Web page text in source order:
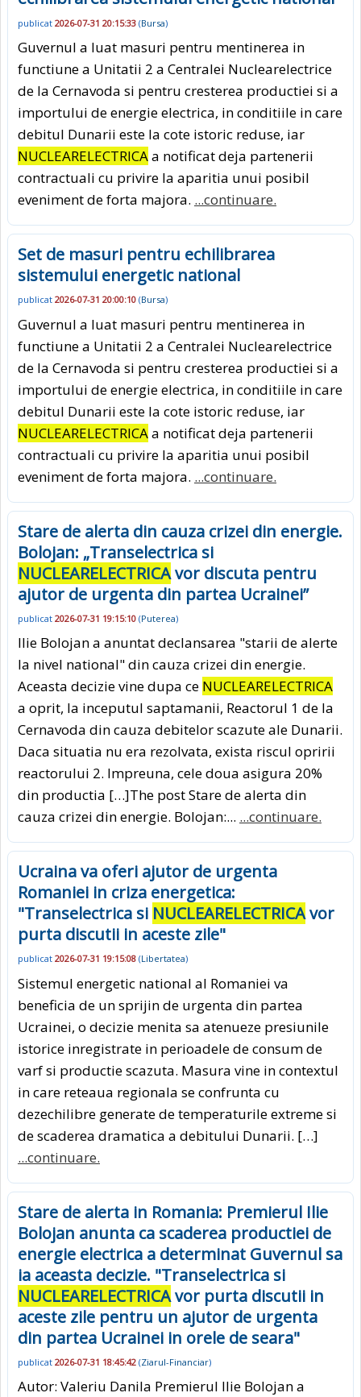
publicat 2026-07-31 20:15:33 (Bursa)
Guvernul a luat masuri pentru mentinerea in
functiune a Unitatii 2 a Centralei Nuclearelectrice
de la Cernavoda si pentru cresterea productiei si a
importului de energie electrica, in conditiile in care
debitul Dunarii este la cote istoric reduse, iar
NUCLEARELECTRICAa notificat deja partenerii
contractuali cu privire la aparitia unui posibil
eveniment de forta majora. ...continuare.
Set de masuri pentru echilibrarea
sistemului energetic national
publicat 2026-07-31 20:00:10 (Bursa)
Guvernul a luat masuri pentru mentinerea in
functiune a Unitatii 2 a Centralei Nuclearelectrice
de la Cernavoda si pentru cresterea productiei si a
importului de energie electrica, in conditiile in care
debitul Dunarii este la cote istoric reduse, iar
NUCLEARELECTRICAa notificat deja partenerii
contractuali cu privire la aparitia unui posibil
eveniment de forta majora. ...continuare.
Stare de alerta din cauza crizei din energie.
Bolojan: „Transelectrica si
NUCLEARELECTRICAvor discuta pentru
ajutor de urgenta din partea Ucrainei”
publicat 2026-07-31 19:15:10 (Puterea)
Ilie Bolojan a anuntat declansarea "starii de alerte
la nivel national" din cauza crizei din energie.
Aceasta decizie vine dupa ce NUCLEARELECTRICA
a oprit, la inceputul saptamanii, Reactorul 1 de la
Cernavoda din cauza debitelor scazute ale Dunarii.
Daca situatia nu era rezolvata, exista riscul opririi
reactorului 2. Impreuna, cele doua asigura 20%
din productia […]The post Stare de alerta din
cauza crizei din energie. Bolojan:... ...continuare.
Ucraina va oferi ajutor de urgenta
Romaniei in criza energetica:
"Transelectrica si NUCLEARELECTRICAvor
purta discutii in aceste zile"
publicat 2026-07-31 19:15:08 (Libertatea)
Sistemul energetic national al Romaniei va
beneficia de un sprijin de urgenta din partea
Ucrainei, o decizie menita sa atenueze presiunile
istorice inregistrate in perioadele de consum de
varf si productie scazuta. Masura vine in contextul
in care reteaua regionala se confrunta cu
dezechilibre generate de temperaturile extreme si
de scaderea dramatica a debitului Dunarii. […]
...continuare.
Stare de alerta in Romania: Premierul Ilie
Bolojan anunta ca scaderea productiei de
energie electrica a determinat Guvernul sa
ia aceasta decizie. "Transelectrica si
NUCLEARELECTRICAvor purta discutii in
aceste zile pentru un ajutor de urgenta
din partea Ucrainei in orele de seara"
publicat 2026-07-31 18:45:42 (Ziarul-Financiar)
Autor: Valeriu Danila Premierul Ilie Bolojan a